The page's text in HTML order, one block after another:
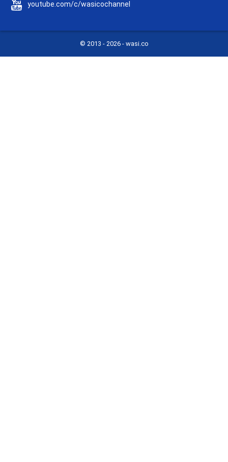
youtube.com/c/wasicochannel
© 2013 - 2026 - wasi.co